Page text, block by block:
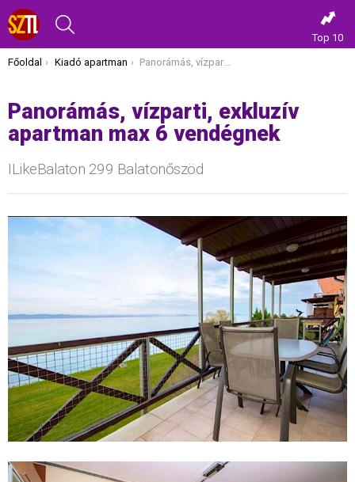
Top 10
Itt vagy most:
Főoldal Kiadó apartman Panorámás, vízparti, exkluzív apartman max 6 vendégnek
Panorámás, vízparti, exkluzív
apartman max 6 vendégnek
ILikeBalaton 299 Balatonőszöd